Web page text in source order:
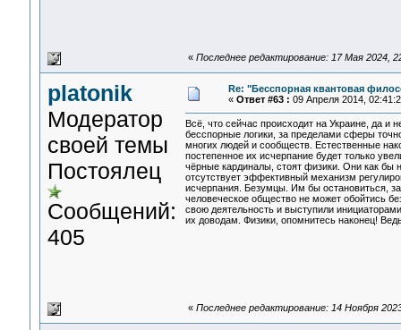
« Последнее редактирование: 17 Мая 2024,
platonik
Модератор
своей темы
Постоялец
Сообщений:
405
Re: "Бесспорная квантовая
« Ответ #63 : 09 Апреля 2014,
Всё, что сейчас происходит на Украине, да и
бесспорные логики, за пределами сферы
многих людей и сообществ. Естественные
постепенное их исчерпание будет только
чёрные кардиналы, стоят физики. Они как бы
отсутствует эффективный механизм
исчерпания. Безумцы. Им бы остановиться,
человеческое общество не может обойтись
свою деятельность и выступили
их доводам. Физики, опомнитесь наконец!
« Последнее редактирование: 14 Ноября